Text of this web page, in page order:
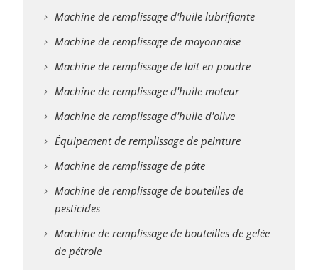
Machine de remplissage d'huile lubrifiante
Machine de remplissage de mayonnaise
Machine de remplissage de lait en poudre
Machine de remplissage d'huile moteur
Machine de remplissage d'huile d'olive
Équipement de remplissage de peinture
Machine de remplissage de pâte
Machine de remplissage de bouteilles de
pesticides
Machine de remplissage de bouteilles de gelée
de pétrole